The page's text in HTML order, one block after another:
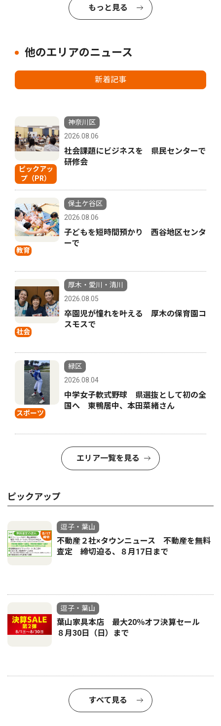
もっと見る
他のエリアのニュース
新着記事
ピックアッ
プ（PR）
神奈川区
2026.08.06
社会課題にビジネスを 県民センターで
研修会
教育
保土ケ谷区
2026.08.06
子どもを短時間預かり 西谷地区センタ
ーで
社会
厚木・愛川・清川
2026.08.05
卒園児が憧れを叶える 厚木の保育園コ
スモスで
スポーツ
緑区
2026.08.04
中学女子軟式野球 県選抜として初の全
国へ 東鴨居中、本田菜緒さん
エリア一覧を見る
ピックアップ
逗子・葉山
不動産２社×タウンニュース 不動産を無料
査定 締切迫る、８月17日まで
逗子・葉山
葉山家具本店 最大20％オフ決算セール
８月30日（日）まで
すべて見る